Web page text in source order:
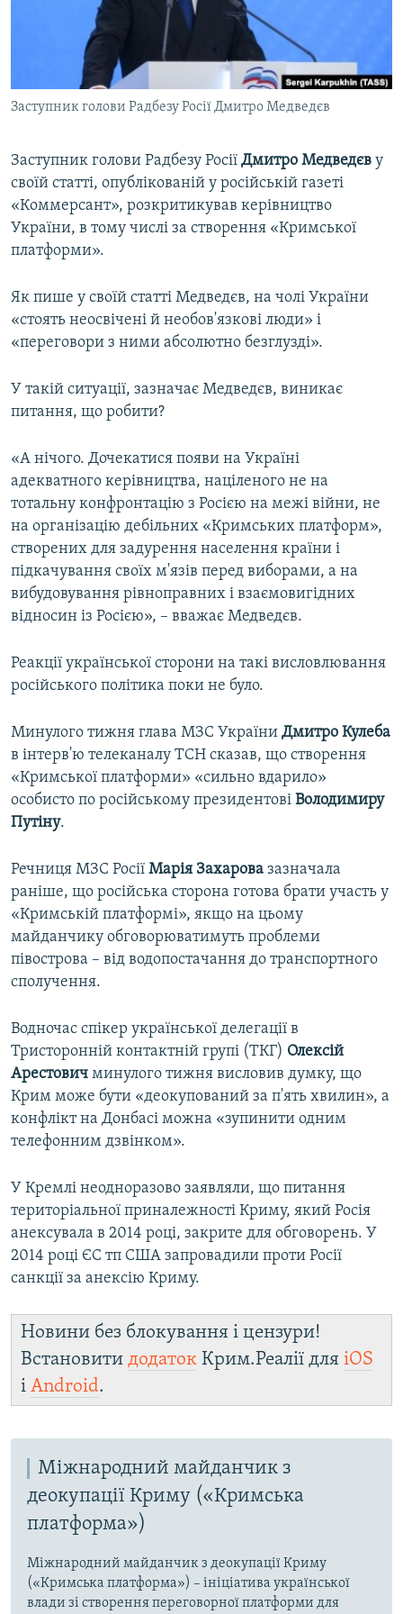
ВІДЕОУРОКИ «ELIFBE»
СВІДЧЕННЯ ОКУПАЦІЇ
УКРАЇНСЬКА ПРОБЛЕМА КРИМУ
ІНФОГРАФІКА
Qırımtatar
ДОЛУЧАЙСЯ!
Усі сайти RFE/RL
Заступник голови Радбезу Росії Дмитро Медведєв
Заступник голови Радбезу Росії Дмитро Медведєв у
своїй статті, опублікованій у російській газеті
«Коммерсант», розкритикував керівництво
України, в тому числі за створення «Кримської
платформи».
Як пише у своїй статті Медведєв, на чолі України
«стоять неосвічені й необов'язкові люди» і
«переговори з ними абсолютно безглузді».
У такій ситуації, зазначає Медведєв, виникає
питання, що робити?
«А нічого. Дочекатися появи на Україні
адекватного керівництва, націленого не на
тотальну конфронтацію з Росією на межі війни, не
на організацію дебільних «Кримських платформ»,
створених для задурення населення країни і
підкачування своїх м'язів перед виборами, а на
вибудовування рівноправних і взаємовигідних
відносин із Росією», – вважає Медведєв.
Реакції української сторони на такі висловлювання
російського політика поки не було.
Минулого тижня глава МЗС України Дмитро Кулеба
в інтерв'ю телеканалу ТСН сказав, що створення
«Кримської платформи» «сильно вдарило»
особисто по російському президентові Володимиру
Путіну.
Речниця МЗС Росії Марія Захарова зазначала
раніше, що російська сторона готова брати участь у
«Кримській платформі», якщо на цьому
майданчику обговорюватимуть проблеми
півострова – від водопостачання до транспортного
сполучення.
Водночас спікер української делегації в
Тристоронній контактній групі (ТКГ) Олексій
Арестович минулого тижня висловив думку, що
Крим може бути «деокупований за п'ять хвилин», а
конфлікт на Донбасі можна «зупинити одним
телефонним дзвінком».
У Кремлі неодноразово заявляли, що питання
територіальної приналежності Криму, який Росія
анексувала в 2014 році, закрите для обговорень. У
2014 році ЄС тп США запровадили проти Росії
санкції за анексію Криму.
Новини без блокування і цензури!
Встановити додаток Крим.Реалії для iOS
і Android.
Міжнародний майданчик з
деокупації Криму («Кримська
платформа»)
Міжнародний майданчик з деокупації Криму
(«Кримська платформа») – ініціатива української
влади зі створення переговорної платформи для